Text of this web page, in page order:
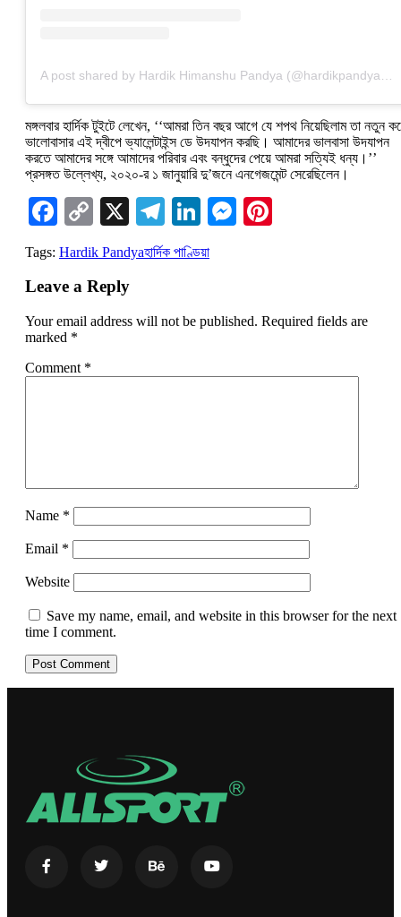
মঙ্গলবার হার্দিক টুইটে লেখেন, ‘‘আমরা তিন বছর আগে যে শপথ নিয়েছিলাম তা নতুন
ভালোবাসার এই দ্বীপে ভ্যালেন্টাইন্স ডে উদযাপন করছি। আমাদের ভালবাসা উদযাপন
করতে আমাদের সঙ্গে আমাদের পরিবার এবং বন্ধুদের পেয়ে আমরা সত্যিই ধন্য।’’
প্রসঙ্গত উল্লেখ্য, ২০২০-র ১ জানুয়ারি দু’জনে এনগেজমেন্ট সেরেছিলেন।
Facebook
Copy
Link
X Telegram
LinkedIn
Messenger
Tags: Hardik Pandyaহার্দিক পাণ্ডিয়া
Leave a Reply
Your email address will not be published. Required fields are
marked *
Comment *
Name *
Email *
Website
Save my name, email, and website in this browser for the next
time I comment.